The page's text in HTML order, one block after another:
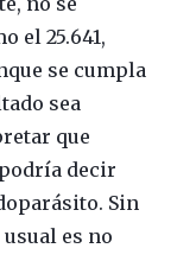
el 25.641,
se cumpla
sea
que
podría decir
Sin
es no